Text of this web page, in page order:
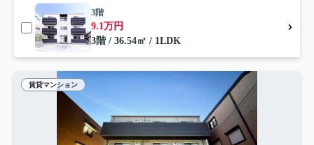
3階
9.1万円
3階 / 36.54㎡ / 1LDK
賃貸マンション